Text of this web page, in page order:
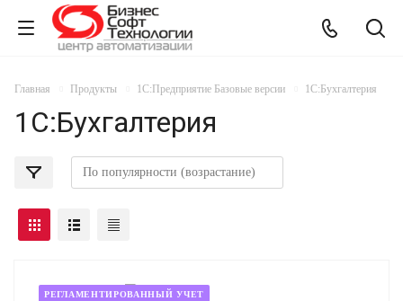
Главная Продукты 1С:Предприятие Базовые версии 1С:Бухгалтерия
1С:Бухгалтерия
РЕГЛАМЕНТИРОВАННЫЙ УЧЕТ